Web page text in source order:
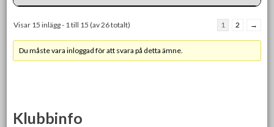
Visar 15 inlägg - 1 till 15 (av 26 totalt) 1 2 →
Du måste vara inloggad för att svara på detta ämne.
Klubbinfo